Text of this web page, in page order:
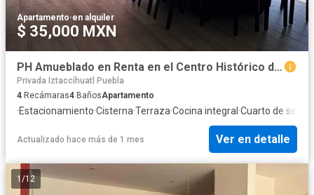
Apartamento·en alquiler
$ 35,000 MXN
PH Amueblado en Renta en el Centro Histórico de Puebla
Privada Iztaccíhuatl Puebla
4 Recámaras4 BañosApartamento
·Estacionamiento·Cisterna·Terraza·Cocina integral ·Cuarto de
Actualizado hace más de 1 mes Ver en detalle
1 /12